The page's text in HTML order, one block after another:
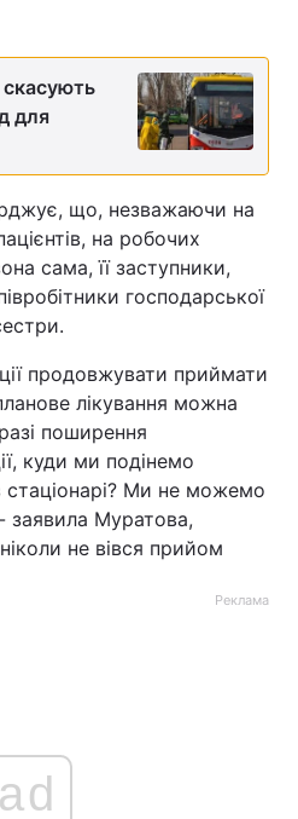
скасують
для
що, незважаючи на
на робочих
сама, її заступники,
господарської
продовжувати приймати
лікування можна
поширення
куди ми подінемо
стаціонарі? Ми не можемо
заявила Муратова,
не вівся прийом
Реклама
ad